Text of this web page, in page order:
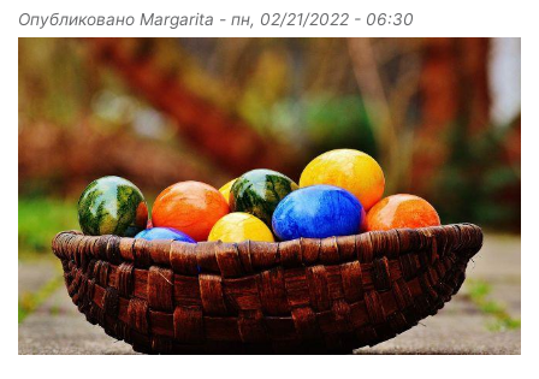
Опубликовано Margarita - пн, 02/21/2022 - 06:30